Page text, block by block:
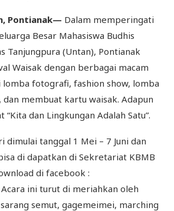
Pontianak— Dalam memperingati
Besar Mahasiswa Budhis
Tanjungpura (Untan), Pontianak
Waisak dengan berbagai macam
fotografi, fashion show, lomba
membuat kartu waisak. Adapun
dan Lingkungan Adalah Satu”.
dimulai tanggal 1 Mei – 7 Juni dan
di dapatkan di Sekretariat KBMB
di facebook :
ini turut di meriahkan oleh
semut, gagemeimei, marching